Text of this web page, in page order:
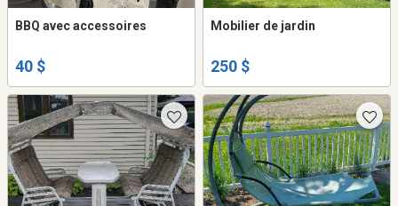
BBQ avec accessoires
40 $
Mobilier de jardin
250 $